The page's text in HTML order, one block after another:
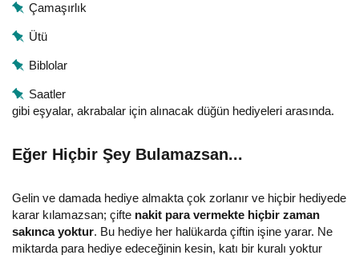
Çamaşırlık
Ütü
Biblolar
Saatler
gibi eşyalar, akrabalar için alınacak düğün hediyeleri arasında.
Eğer Hiçbir Şey Bulamazsan...
Gelin ve damada hediye almakta çok zorlanır ve hiçbir hediyede
karar kılamazsan; çifte nakit para vermekte hiçbir zaman
sakınca yoktur. Bu hediye her halükarda çiftin işine yarar. Ne
miktarda para hediye edeceğinin kesin, katı bir kuralı yoktur